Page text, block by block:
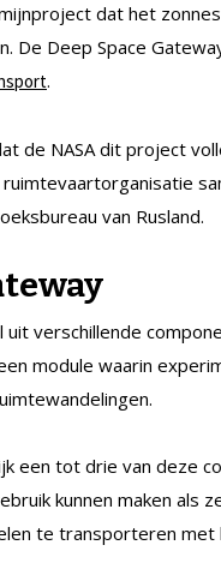
dat het
De Deep Space
.
de NASA dit project
van Rusland.
uit verschillende
module waarin
een tot drie van deze
kunnen maken als
te transporteren met